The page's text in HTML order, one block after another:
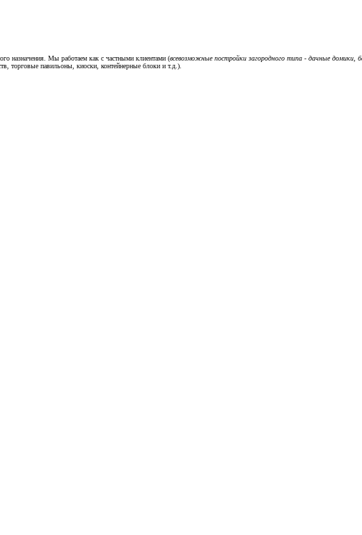
назначения. Мы работаем как с частными клиентами (всевозможные постройки загородного типа - дачные домики,
торговые павильоны, киоски, контейнерные блоки и т.д.).